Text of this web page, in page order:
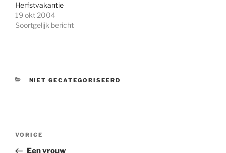
Herfstvakantie
19 okt 2004
Soortgelijk bericht
CATEGORIEËN
NIET GECATEGORISEERD
Bericht
Vorig
bericht
VORIGE
Een vrouw